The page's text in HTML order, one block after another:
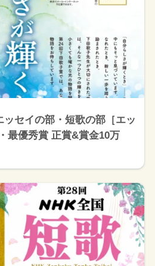
セイの部・短歌の部［エッ
最優秀賞 正賞&賞金10万